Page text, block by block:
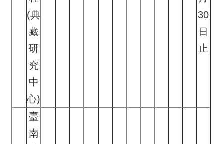
(典
藏
研
究
中
心)
30
日
止
臺
南